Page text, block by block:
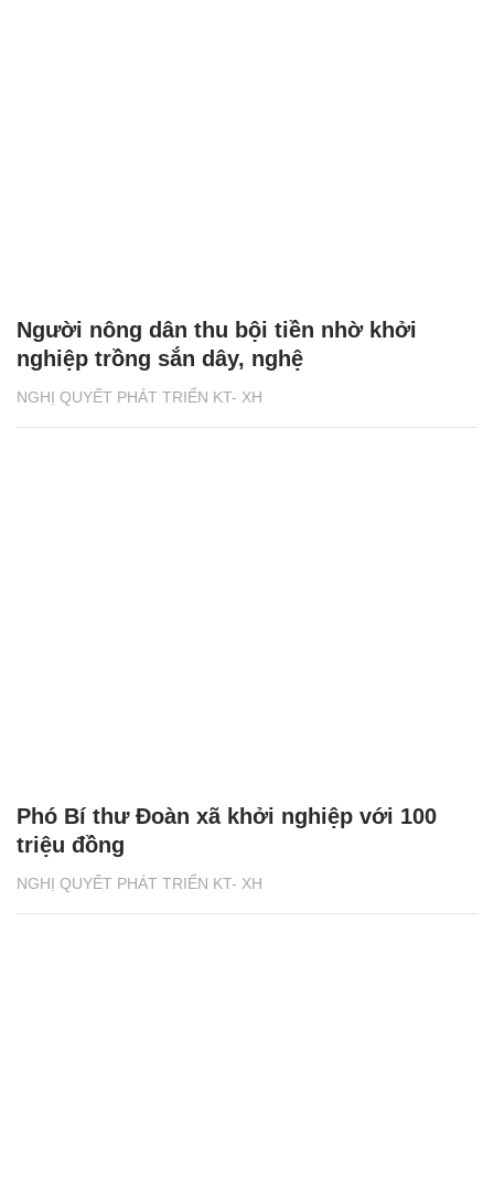
NGHỊ QUYẾT PHÁT TRIỂN KT- XH
Người nông dân thu bội tiền nhờ khởi
nghiệp trồng sắn dây, nghệ
NGHỊ QUYẾT PHÁT TRIỂN KT- XH
Phó Bí thư Đoàn xã khởi nghiệp với 100
triệu đồng